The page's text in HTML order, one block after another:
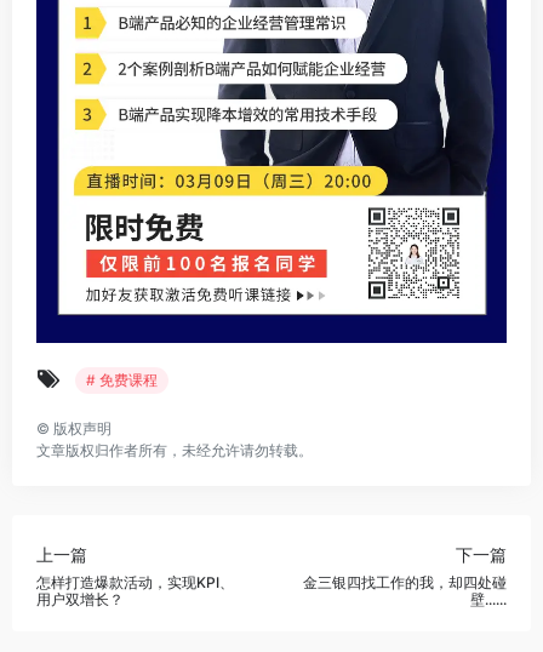
# 免费课程
© 版权声明
文章版权归作者所有，未经允许请勿转载。
上一篇
怎样打造爆款活动，实现KPI、
用户双增长？
下一篇
金三银四找工作的我，却四处碰
壁......